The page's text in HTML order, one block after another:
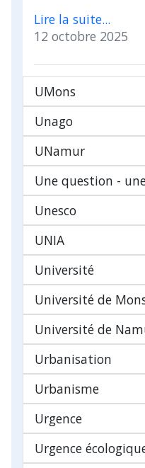
Lire la suite...
12 octobre 2025
UMons
Unago
UNamur
Une question -
Unesco
UNIA
Université
Université de
Université de
Urbanisation
Urbanisme
Urgence
Urgence